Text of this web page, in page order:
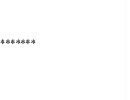
z 5 hvězdiček.
z 5 hvězdiček.